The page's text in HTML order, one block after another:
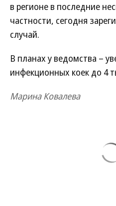
в регионе в последние
частности, сегодня
случай.
В планах у ведомства –
инфекционных коек до 4
Марина Ковалева